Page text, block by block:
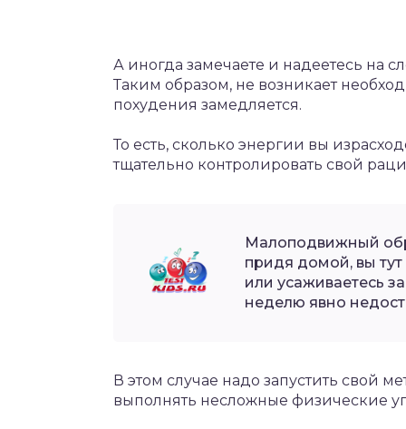
А иногда замечаете и надеетесь на
Таким образом, не возникает
похудения замедляется.
То есть, сколько энергии вы
тщательно контролировать свой
Малоподвижный
придя домой, вы
или усаживаетесь
неделю явно
В этом случае надо запустить свой
выполнять несложные физические